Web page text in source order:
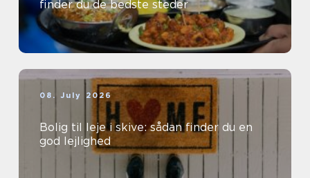
finder du de bedste steder
08. July 2026
Bolig til leje i skive: sådan finder du en
god lejlighed